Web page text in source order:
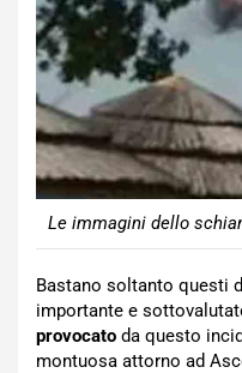
Le immagini dello
Bastano soltanto questi
importante e
provocato da questo
montuosa attorno ad